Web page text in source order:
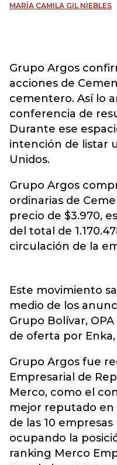
MARÍA CAMILA GIL NIEBLES
Grupo Argos
acciones de
cementero. Así lo
conferencia de
Durante ese
intención de listar
Unidos.
Grupo Argos
ordinarias de
precio de $3.970,
del total de
circulación de la
Este movimiento
medio de los
Grupo Bolívar,
de oferta por
Grupo Argos fue
Empresarial de
Merco, como el
mejor reputado en
de las 10 empresas
ocupando la
ranking Merco